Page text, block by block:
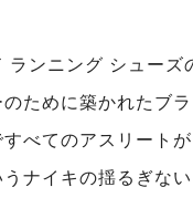
ランニング シューズ
ために築かれたブ
べてのアスリート
ナイキの揺るぎな